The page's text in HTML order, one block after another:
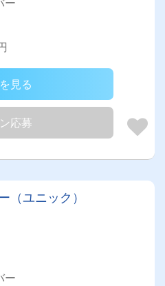
見る
応募
（ユニック）
ー